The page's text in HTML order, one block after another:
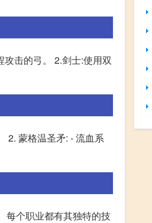
击的弓。 2.剑士:使用双
2. 蒙格温圣矛: - 流血系
每个职业都有其独特的技